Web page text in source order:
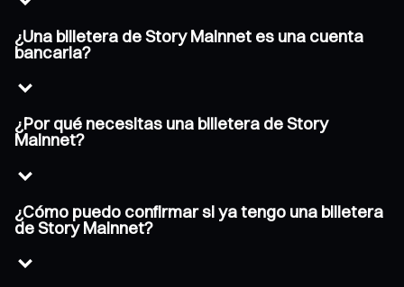
¿Una billetera de Story Mainnet es una cuenta
bancaria?
¿Por qué necesitas una billetera de Story
Mainnet?
¿Cómo puedo confirmar si ya tengo una billetera
de Story Mainnet?